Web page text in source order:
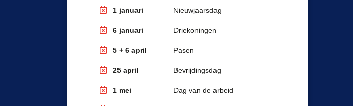
1 januari Nieuwjaarsdag
6 januari Driekoningen
5 + 6 april Pasen
25 april Bevrijdingsdag
1 mei Dag van de arbeid